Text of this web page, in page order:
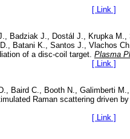
[ Link ]
Badziak J., Dostál J., Krupka
Batani K., Santos J., Vlachos
of a disc-coil target. Plasma
[ Link ]
Baird C., Booth N., Galimberti
Raman scattering driven
[ Link ]